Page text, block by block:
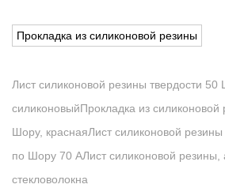
Прокладка из силиконовой резины
Лист силиконовой резины твердости
силиконовыйПрокладка из
Шору, краснаяЛист силиконовой
по Шору 70 АЛист силиконовой
стекловолокна